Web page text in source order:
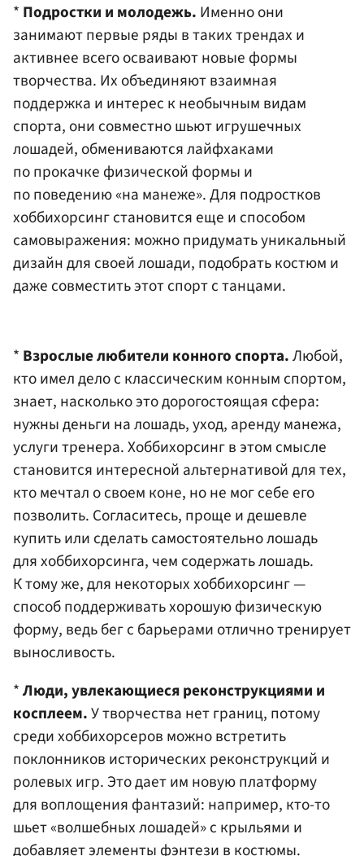
* Подростки и молодежь. Именно они
занимают первые ряды в таких трендах и
активнее всего осваивают новые формы
творчества. Их объединяют взаимная
поддержка и интерес к необычным видам
спорта, они совместно шьют игрушечных
лошадей, обмениваются лайфхаками
по прокачке физической формы и
по поведению «на манеже». Для подростков
хоббихорсинг становится еще и способом
самовыражения: можно придумать уникальный
дизайн для своей лошади, подобрать костюм и
даже совместить этот спорт с танцами.
* Взрослые любители конного спорта.Любой,
кто имел дело с классическим конным спортом,
знает, насколько это дорогостоящая сфера:
нужны деньги на лошадь, уход, аренду манежа,
услуги тренера. Хоббихорсинг в этом смысле
становится интересной альтернативой для тех,
кто мечтал о своем коне, но не мог себе его
позволить. Согласитесь, проще и дешевле
купить или сделать самостоятельно лошадь
для хоббихорсинга, чем содержать лошадь.
К тому же, для некоторых хоббихорсинг —
способ поддерживать хорошую физическую
форму, ведь бег с барьерами отлично тренирует
выносливость.
*Люди, увлекающиеся реконструкциями и
косплеем.У творчества нет границ, потому
среди хоббихорсеров можно встретить
поклонников исторических реконструкций и
ролевых игр. Это дает им новую платформу
для воплощения фантазий: например, кто-то
шьет «волшебных лошадей» с крыльями и
добавляет элементы фэнтези в костюмы.